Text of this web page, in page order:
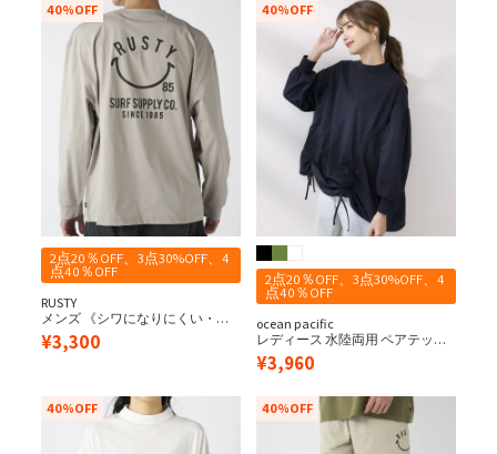
2点20％OFF、3点30%OFF、4
点40％OFF
RUSTY
メンズ 《シワになりにくい・軽
量速乾・UPF50+≫ 水陸両用 ペア
テックス バッグニコちゃんロゴ
40%OFF
¥3,300
2点20％OFF、3点30%OFF、4
点40％OFF
ocean pacific
レディース 水陸両用 ペアテック
ス 2wayラッシュガード
40%OFF
¥3,960
40%OFF 40%OFF